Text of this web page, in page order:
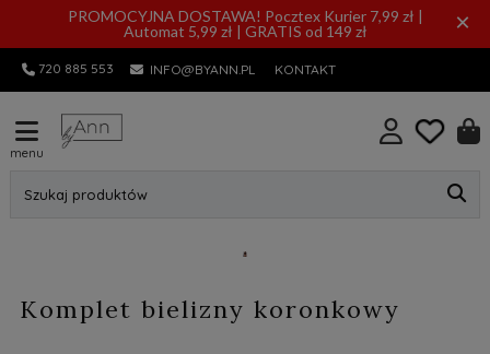
PROMOCYJNA DOSTAWA! Pocztex Kurier 7,99 zł |
Automat 5,99 zł | GRATIS od 149 zł
×
720 885 553 INFO@BYANN.PL KONTAKT
menu
Szukaj produktów
Komplet bielizny koronkowy